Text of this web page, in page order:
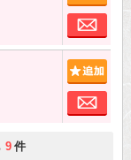
お
お
9 件